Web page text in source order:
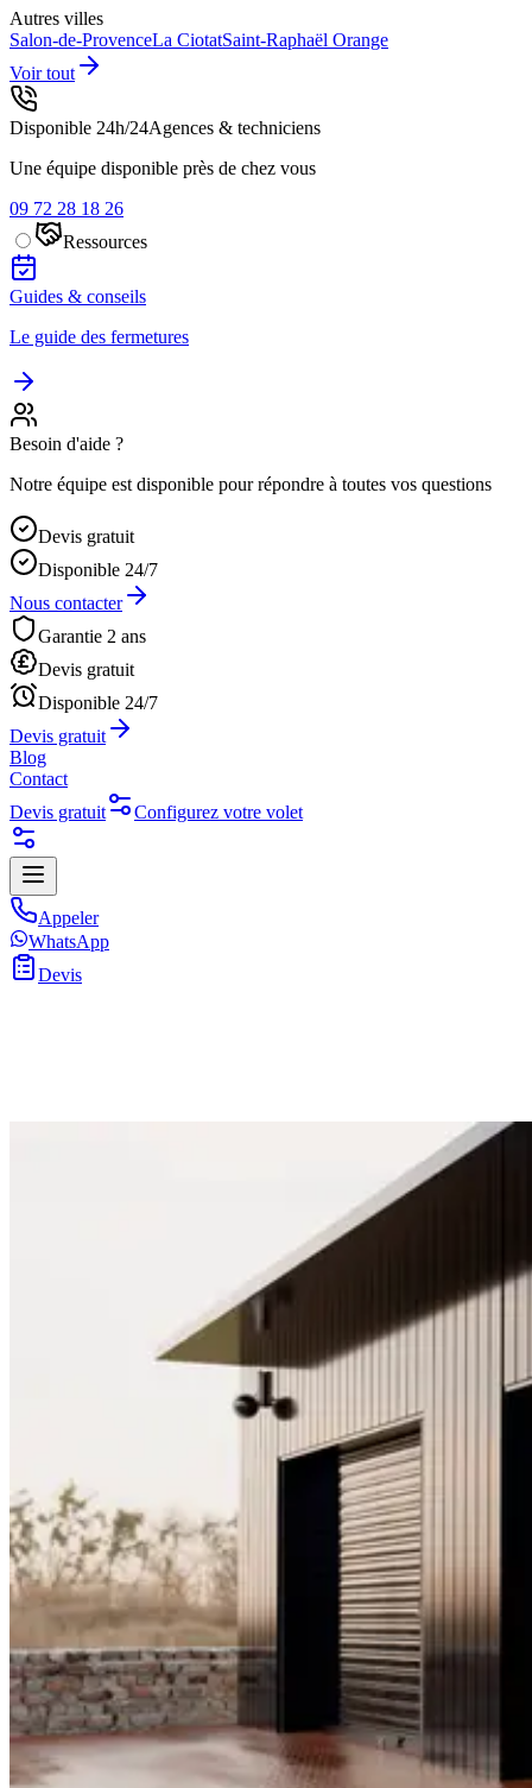
Autres villes
Salon-de-ProvenceLa CiotatSaint-Raphaël Orange
Voir tout
Disponible 24h/24Agences & techniciens
Une équipe disponible près de chez vous
09 72 28 18 26
Ressources
Guides & conseils
Le guide des fermetures
Besoin d'aide ?
Notre équipe est disponible pour répondre à toutes vos questions
Devis gratuit
Disponible 24/7
Nous contacter
Garantie 2 ans
Devis gratuit
Disponible 24/7
Devis gratuit
Blog
Contact
Devis gratuit
Configurez votre volet
Appeler
WhatsApp
Devis